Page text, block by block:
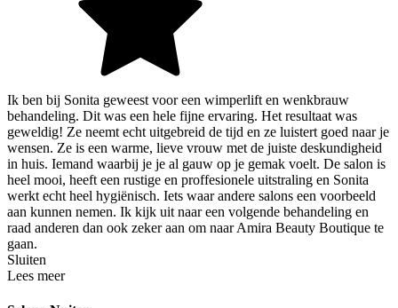
Ik ben bij Sonita geweest voor een wimperlift en wenkbrauw
behandeling. Dit was een hele fijne ervaring. Het resultaat was
geweldig! Ze neemt echt uitgebreid de tijd en ze luistert goed naar je
wensen. Ze is een warme, lieve vrouw met de juiste deskundigheid
in huis. Iemand waarbij je je al gauw op je gemak voelt. De salon is
heel mooi, heeft een rustige en proffesionele uitstraling en Sonita
werkt echt heel hygiënisch. Iets waar andere salons een voorbeeld
aan kunnen nemen. Ik kijk uit naar een volgende behandeling en
raad anderen dan ook zeker aan om naar Amira Beauty Boutique te
gaan.
Sluiten
Lees meer